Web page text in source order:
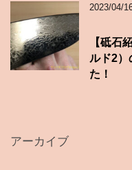
2023/04/
【砥石
ルド2）
た！
アーカイブ